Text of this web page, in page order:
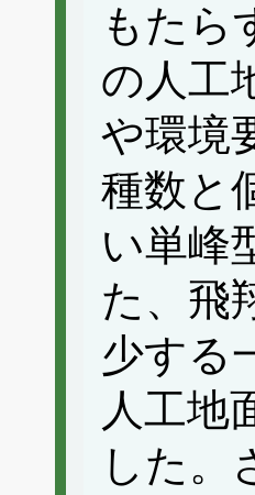
もたら
の人工
や環境
種数と
い単峰
た、飛
少する
人工地
した。